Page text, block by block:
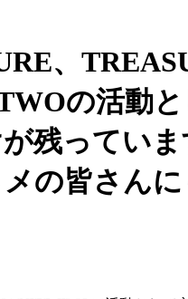
、
の活動
残ってい